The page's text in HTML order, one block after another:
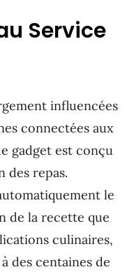
Service
influencées
connectées aux
gadget est conçu
des repas.
le
de la recette que
culinaires,
des centaines de